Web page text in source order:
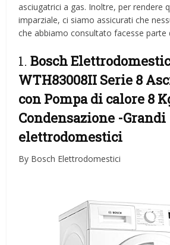
asciugatrici a gas. Inoltre, per rendere
imparziale, ci siamo assicurati che
che abbiamo consultato facesse parte
1.Bosch
WTH83008II Serie 8
con Pompa di calore 8
Condensazione -Grandi
elettrodomestici
By Bosch Elettrodomestici